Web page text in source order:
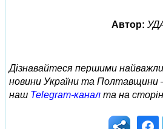
Автор:
Дізнавайтеся першими
новини України та Полтавщини
наш Telegram-канал та на